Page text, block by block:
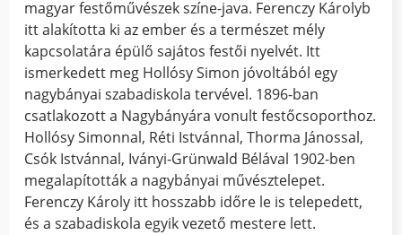
magyar festőművészek színe-java. Ferenczy Károlyb
itt alakította ki az ember és a természet mély
kapcsolatára épülő sajátos festői nyelvét. Itt
ismerkedett meg Hollósy Simon jóvoltából egy
nagybányai szabadiskola tervével. 1896-ban
csatlakozott a Nagybányára vonult festőcsoporthoz.
Hollósy Simonnal, Réti Istvánnal, Thorma Jánossal,
Csók Istvánnal, Iványi-Grünwald Bélával 1902-ben
megalapították a nagybányai művésztelepet.
Ferenczy Károly itt hosszabb időre le is telepedett,
és a szabadiskola egyik vezető mestere lett.